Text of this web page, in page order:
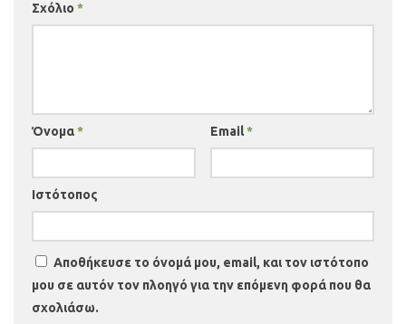
Σχόλιο *
Όνομα* Email*
Ιστότοπος
Αποθήκευσε το όνομά μου, email, και τον ιστότοπο
μου σε αυτόν τον πλοηγό για την επόμενη φορά που θα
σχολιάσω.